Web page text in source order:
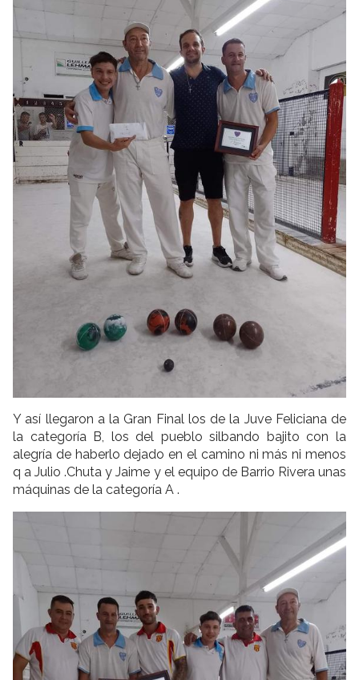
Y así llegaron a la Gran Final los de la Juve Feliciana de
la categoría B, los del pueblo silbando bajito con la
alegría de haberlo dejado en el camino ni más ni menos
q a Julio .Chuta y Jaime y el equipo de Barrio Rivera unas
máquinas de la categoría A .